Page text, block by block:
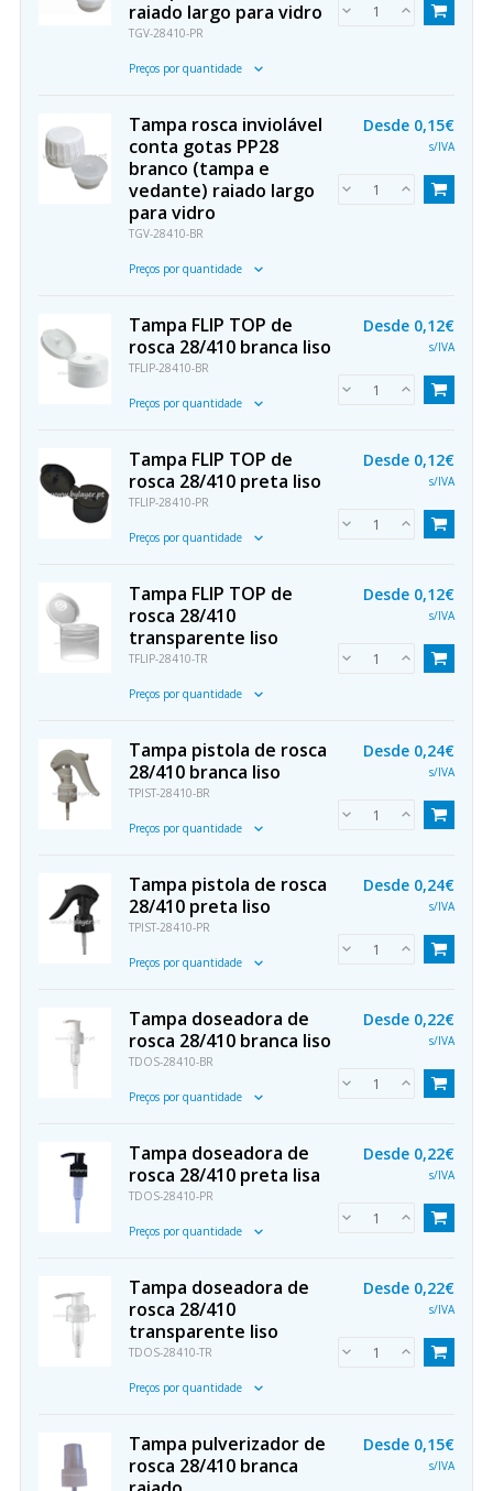
raiado largo para vidro
TGV-28410-PR
Preços por quantidade
Tampa rosca inviolável
conta gotas PP28
branco (tampa e
vedante) raiado largo
para vidro
TGV-28410-BR
Preços por quantidade
Desde 0,15€
s/IVA
Tampa FLIP TOP de
rosca 28/410 branca liso
TFLIP-28410-BR
Preços por quantidade
Desde 0,12€
s/IVA
Tampa FLIP TOP de
rosca 28/410 preta liso
TFLIP-28410-PR
Preços por quantidade
Desde 0,12€
s/IVA
Tampa FLIP TOP de
rosca 28/410
transparente liso
TFLIP-28410-TR
Preços por quantidade
Desde 0,12€
s/IVA
Tampa pistola de rosca
28/410 branca liso
TPIST-28410-BR
Preços por quantidade
Desde 0,24€
s/IVA
Tampa pistola de rosca
28/410 preta liso
TPIST-28410-PR
Preços por quantidade
Desde 0,24€
s/IVA
Tampa doseadora de
rosca 28/410 branca liso
TDOS-28410-BR
Preços por quantidade
Desde 0,22€
s/IVA
Tampa doseadora de
rosca 28/410 preta lisa
TDOS-28410-PR
Preços por quantidade
Desde 0,22€
s/IVA
Tampa doseadora de
rosca 28/410
transparente liso
TDOS-28410-TR
Preços por quantidade
Desde 0,22€
s/IVA
Tampa pulverizador de
rosca 28/410 branca
Desde 0,15€
s/IVA